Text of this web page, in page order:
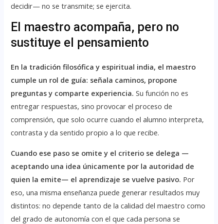
decidir— no se transmite; se ejercita.
El maestro acompaña, pero no
sustituye el pensamiento
En la tradición filosófica y espiritual india, el maestro
cumple un rol de guía: señala caminos, propone
preguntas y comparte experiencia. Su función no es
entregar respuestas, sino provocar el proceso de
comprensión, que solo ocurre cuando el alumno interpreta,
contrasta y da sentido propio a lo que recibe.
Cuando ese paso se omite y el criterio se delega —
aceptando una idea únicamente por la autoridad de
quien la emite— el aprendizaje se vuelve pasivo. Por
eso, una misma enseñanza puede generar resultados muy
distintos: no depende tanto de la calidad del maestro como
del grado de autonomía con el que cada persona se